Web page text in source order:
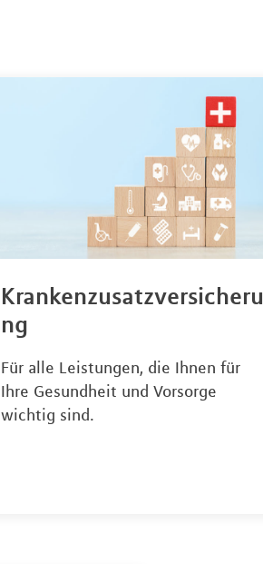
Krankenzusatzversicheru
ng
Für alle Leistungen, die Ihnen für
Ihre Gesundheit und Vorsorge
wichtig sind.